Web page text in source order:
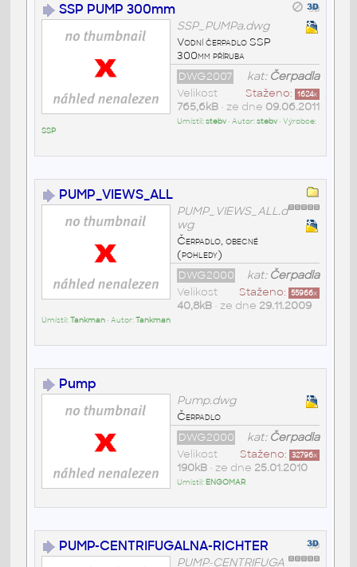
SSP PUMP 300mm
SSP_PUMPa.dwg
Vodní čerpadlo SSP
300mm příruba
kat: Čerpadla
DWG2007
Staženo: 1624x
Velikost
765,6kB• ze dne 09.06.2011
Umístil:stebv• Autor:stebv• Výrobce:
SSP
PUMP_VIEWS_ALL
PUMP_VIEWS_ALL.d
wg
Čerpadlo, obecné
(pohledy)
kat: Čerpadla
DWG2000
Staženo: 55966x
Velikost
40,8kB• ze dne 29.11.2009
Umístil:Tankman• Autor:Tankman
Pump
Pump.dwg
Čerpadlo
kat: Čerpadla
DWG2000
Staženo: 32796x
Velikost
190kB• ze dne 25.01.2010
Umístil: ENGOMAR
PUMP-CENTRIFUGALNA-RICHTER
PUMP-CENTRIFUGA